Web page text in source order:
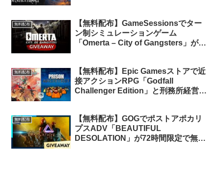
無料配布
【無料配布】GameSessionsでター
ン制シミュレーションゲーム
「Omerta – City of Gangsters」が無
無料配布
【無料配布】Epic Gamesストアで近
接アクションRPG「Godfall
Challenger Edition」と刑務所経営
無料配布
【無料配布】GOGでポストアポカリ
プスADV「BEAUTIFUL
DESOLATION」が72時間限定で無料